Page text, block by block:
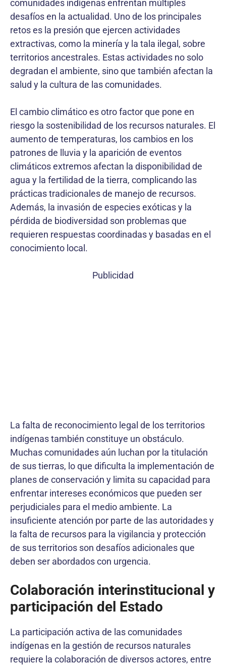
comunidades indígenas enfrentan múltiples
desafíos en la actualidad. Uno de los principales
retos es la presión que ejercen actividades
extractivas, como la minería y la tala ilegal, sobre
territorios ancestrales. Estas actividades no solo
degradan el ambiente, sino que también afectan la
salud y la cultura de las comunidades.
El cambio climático es otro factor que pone en
riesgo la sostenibilidad de los recursos naturales. El
aumento de temperaturas, los cambios en los
patrones de lluvia y la aparición de eventos
climáticos extremos afectan la disponibilidad de
agua y la fertilidad de la tierra, complicando las
prácticas tradicionales de manejo de recursos.
Además, la invasión de especies exóticas y la
pérdida de biodiversidad son problemas que
requieren respuestas coordinadas y basadas en el
conocimiento local.
Publicidad
La falta de reconocimiento legal de los territorios
indígenas también constituye un obstáculo.
Muchas comunidades aún luchan por la titulación
de sus tierras, lo que dificulta la implementación de
planes de conservación y limita su capacidad para
enfrentar intereses económicos que pueden ser
perjudiciales para el medio ambiente. La
insuficiente atención por parte de las autoridades y
la falta de recursos para la vigilancia y protección
de sus territorios son desafíos adicionales que
deben ser abordados con urgencia.
Colaboración interinstitucional y
participación del Estado
La participación activa de las comunidades
indígenas en la gestión de recursos naturales
requiere la colaboración de diversos actores, entre